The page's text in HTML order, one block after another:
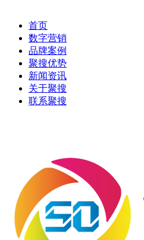
首页
数字营销
品牌案例
聚搜优势
新闻资讯
关于聚搜
联系聚搜